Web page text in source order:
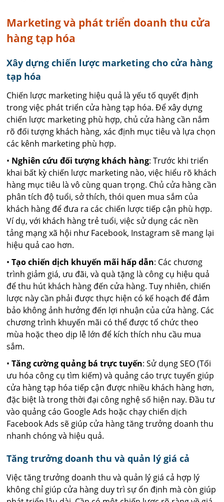
Marketing và phát triển doanh thu cửa
hàng tạp hóa
Xây dựng chiến lược marketing cho cửa hàng
tạp hóa
Chiến lược marketing hiệu quả là yếu tố quyết định
trong việc phát triển cửa hàng tạp hóa. Để xây dựng
chiến lược marketing phù hợp, chủ cửa hàng cần nắm
rõ đối tượng khách hàng, xác định mục tiêu và lựa chọn
các kênh marketing phù hợp.
• Nghiên cứu đối tượng khách hàng: Trước khi triển
khai bất kỳ chiến lược marketing nào, việc hiểu rõ khách
hàng mục tiêu là vô cùng quan trọng. Chủ cửa hàng cần
phân tích độ tuổi, sở thích, thói quen mua sắm của
khách hàng để đưa ra các chiến lược tiếp cận phù hợp.
Ví dụ, với khách hàng trẻ tuổi, việc sử dụng các nền
tảng mạng xã hội như Facebook, Instagram sẽ mang lại
hiệu quả cao hơn.
•Tạo chiến dịch khuyến mãi hấp dẫn: Các chương
trình giảm giá, ưu đãi, và quà tặng là công cụ hiệu quả
để thu hút khách hàng đến cửa hàng. Tuy nhiên, chiến
lược này cần phải được thực hiện có kế hoạch để đảm
bảo không ảnh hưởng đến lợi nhuận của cửa hàng. Các
chương trình khuyến mãi có thể được tổ chức theo
mùa hoặc theo dịp lễ lớn để kích thích nhu cầu mua
sắm.
•Tăng cường quảng bá trực tuyến: Sử dụng SEO (Tối
ưu hóa công cụ tìm kiếm) và quảng cáo trực tuyến giúp
cửa hàng tạp hóa tiếp cận được nhiều khách hàng hơn,
đặc biệt là trong thời đại công nghệ số hiện nay. Đầu tư
vào quảng cáo Google Ads hoặc chạy chiến dịch
Facebook Ads sẽ giúp cửa hàng tăng trưởng doanh thu
nhanh chóng và hiệu quả.
Tăng trưởng doanh thu và quản lý giá cả
Việc tăng trưởng doanh thu và quản lý giá cả hợp lý
không chỉ giúp cửa hàng duy trì sự ổn định mà còn giúp